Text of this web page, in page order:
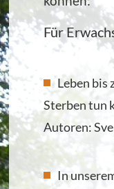
Für
Leben bis
Sterben tun
Autoren:
In